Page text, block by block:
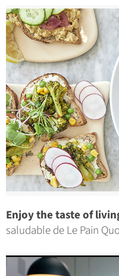
Enjoy the taste of
saludable de Le Pain